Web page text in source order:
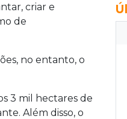
criar e
de
no entanto, o
3 mil hectares de
Além disso, o